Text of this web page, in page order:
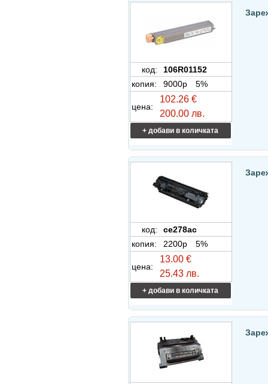
код:
106R01152
копия:
9000p 5%
цена:
102.26 €
200.00 лв.
+ добави в количката
код:
ce278ac
копия:
2200p 5%
цена:
13.00 €
25.43 лв.
+ добави в количката